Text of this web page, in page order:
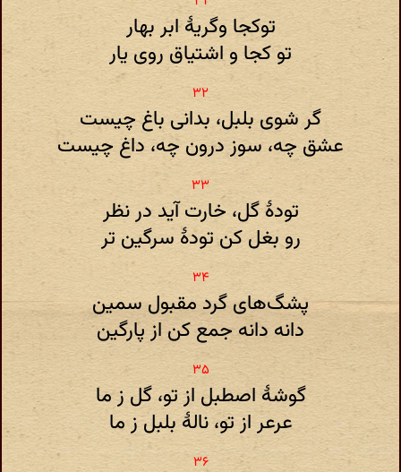
توکجا وگریهٔ ابر بهار
تو کجا و اشتیاق روی یار
گر شوی بلبل‌، بدانی باغ چیست
عشق‌ چه‌،‌ سوز درون‌ چه‌، داغ چیست
تودهٔ گل‌، خارت آید در نظر
رو بغل کن تودهٔ سرگین تر
پشگ‌های گرد مقبول سمین
دانه دانه جمع کن از پارگین
گوشهٔ اصطبل از تو، گل ز ما
عرعر از تو، نالهٔ بلبل ز ما